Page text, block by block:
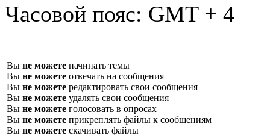
Часовой пояс: GMT + 4
Вы не можете начинать темы
Вы не можете отвечать на сообщения
Вы не можете редактировать свои сообщения
Вы не можете удалять свои сообщения
Вы не можете голосовать в опросах
Вы не можете прикреплять файлы к сообщениям
Вы не можете скачивать файлы